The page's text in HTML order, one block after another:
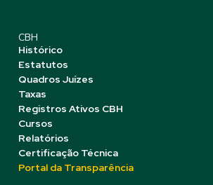
CBH
Histórico
Estatutos
Quadros Juízes
Taxas
Registros Ativos CBH
Cursos
Relatórios
Certificação Técnica
Portal da Transparência